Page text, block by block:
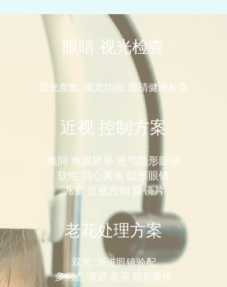
眼睛 视光检查
屈光度数, 视觉功能, 眼睛健康检查
近视 控制方案
​晚间 角膜矫形 透气隐形眼镜
软性 同心离焦 隐形眼镜
儿童 近视控制 眼镜片
老花处理方案
双光, 渐进眼镜验配
多焦点 渐进 老花 隐形眼镜